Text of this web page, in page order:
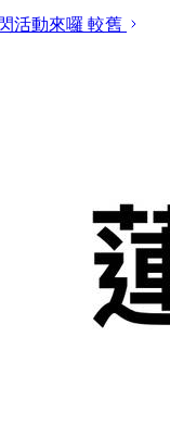
活動來囉 較舊